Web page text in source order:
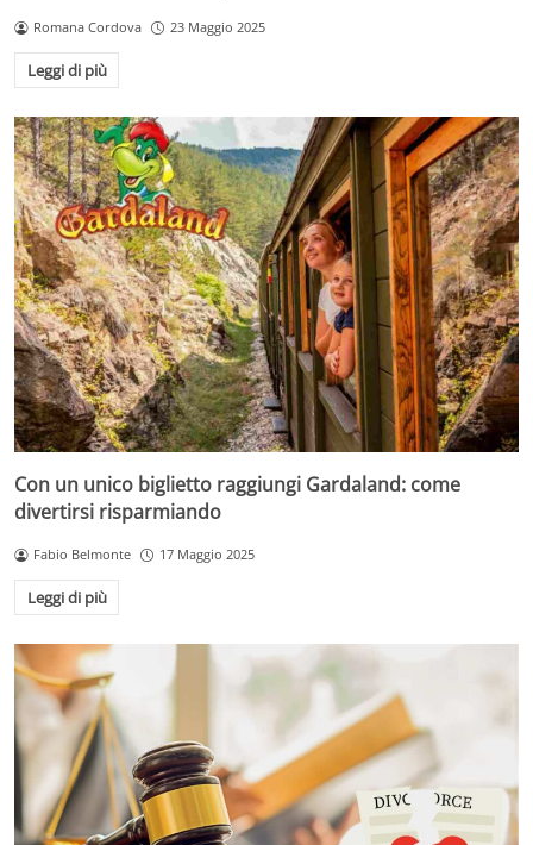
Romana Cordova 23 Maggio 2025
Leggi di più
Con un unico biglietto raggiungi Gardaland: come
divertirsi risparmiando
Fabio Belmonte 17 Maggio 2025
Leggi di più